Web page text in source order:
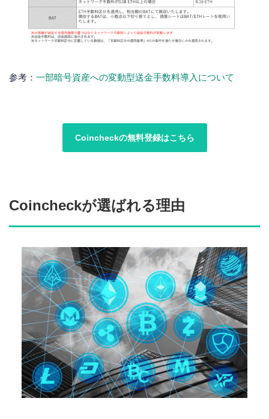
参考： 一部暗号資産への変動型送金手数料導入について
Coincheckの無料登録はこちら
Coincheckが選ばれる理由